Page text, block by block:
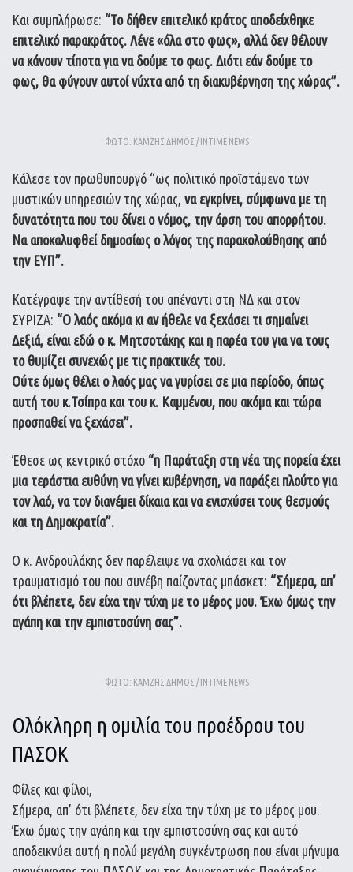
Και συμπλήρωσε: “Το δήθεν επιτελικό κράτος αποδείχθηκε
επιτελικό παρακράτος. Λένε «όλα στο φως», αλλά δεν θέλουν
να κάνουν τίποτα για να δούμε το φως. Διότι εάν δούμε το
φως, θα φύγουν αυτοί νύχτα από τη διακυβέρνηση της χώρας”.
ΦΩΤΟ: ΚΑΜΖΗΣ ΔΗΜΟΣ / INTIME NEWS
Κάλεσε τον πρωθυπουργό “ως πολιτικό προϊστάμενο των
μυστικών υπηρεσιών της χώρας, να εγκρίνει, σύμφωνα με τη
δυνατότητα που του δίνει ο νόμος, την άρση του απορρήτου.
Να αποκαλυφθεί δημοσίως ο λόγος της παρακολούθησης από
την ΕΥΠ”.
Κατέγραψε την αντίθεσή του απέναντι στη ΝΔ και στον
ΣΥΡΙΖΑ: “Ο λαός ακόμα κι αν ήθελε να ξεχάσει τι σημαίνει
Δεξιά, είναι εδώ ο κ. Μητσοτάκης και η παρέα του για να τους
το θυμίζει συνεχώς με τις πρακτικές του.
Ούτε όμως θέλει ο λαός μας να γυρίσει σε μια περίοδο, όπως
αυτή του κ.Τσίπρα και του κ. Καμμένου, που ακόμα και τώρα
προσπαθεί να ξεχάσει”.
Έθεσε ως κεντρικό στόχο “η Παράταξη στη νέα της πορεία έχει
μια τεράστια ευθύνη να γίνει κυβέρνηση, να παράξει πλούτο για
τον λαό, να τον διανέμει δίκαια και να ενισχύσει τους θεσμούς
και τη Δημοκρατία”.
Ο κ. Ανδρουλάκης δεν παρέλειψε να σχολιάσει και τον
τραυματισμό του που συνέβη παίζοντας μπάσκετ: “Σήμερα, απ’
ότι βλέπετε, δεν είχα την τύχη με το μέρος μου. Έχω όμως την
αγάπη και την εμπιστοσύνη σας”.
ΦΩΤΟ: ΚΑΜΖΗΣ ΔΗΜΟΣ / INTIME NEWS
Ολόκληρη η ομιλία του προέδρου του
ΠΑΣΟΚ
Φίλες και φίλοι,
Σήμερα, απ’ ότι βλέπετε, δεν είχα την τύχη με το μέρος μου.
Έχω όμως την αγάπη και την εμπιστοσύνη σας και αυτό
αποδεικνύει αυτή η πολύ μεγάλη συγκέντρωση που είναι μήνυμα